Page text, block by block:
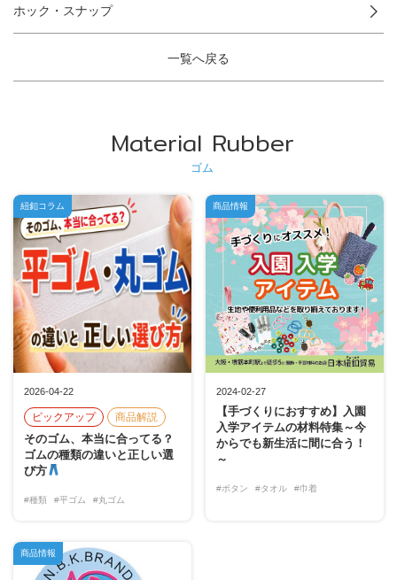
一覧へ戻る
ホック・スナップ
Material Rubber
ゴム
2026-04-22
ピックアップ 商品解説
そのゴム、本当に合ってる？
ゴムの種類の違いと正しい選
び方
#種類 #平ゴム #丸ゴム
紐釦コラム
2024-02-27
【手づくりにおすすめ】入園
入学アイテムの材料特集～今
からでも新生活に間に合う！
～
#ボタン #タオル #巾着
商品情報
商品情報